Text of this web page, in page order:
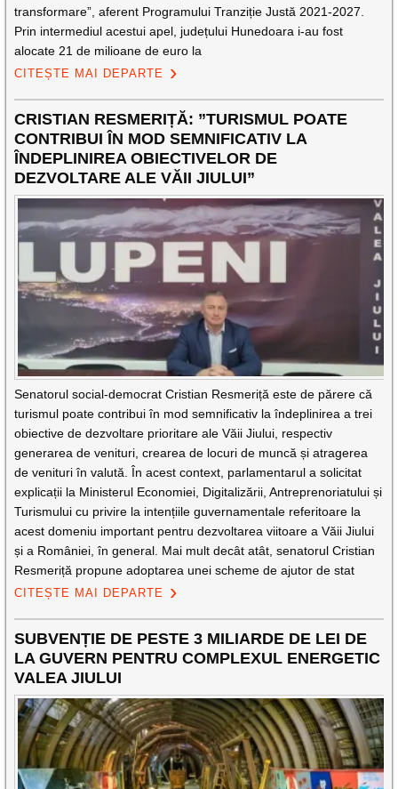
transformare”, aferent Programului Tranziție Justă 2021-2027.
Prin intermediul acestui apel, județului Hunedoara i-au fost
alocate 21 de milioane de euro la
CITEȘTE MAI DEPARTE
CRISTIAN RESMERIȚĂ: ”TURISMUL POATE
CONTRIBUI ÎN MOD SEMNIFICATIV LA
ÎNDEPLINIREA OBIECTIVELOR DE
DEZVOLTARE ALE VĂII JIULUI”
Senatorul social-democrat Cristian Resmeriță este de părere că
turismul poate contribui în mod semnificativ la îndeplinirea a trei
obiective de dezvoltare prioritare ale Văii Jiului, respectiv
generarea de venituri, crearea de locuri de muncă și atragerea
de venituri în valută. În acest context, parlamentarul a solicitat
explicații la Ministerul Economiei, Digitalizării, Antreprenoriatului și
Turismului cu privire la intențiile guvernamentale referitoare la
acest domeniu important pentru dezvoltarea viitoare a Văii Jiului
și a României, în general. Mai mult decât atât, senatorul Cristian
Resmeriță propune adoptarea unei scheme de ajutor de stat
CITEȘTE MAI DEPARTE
SUBVENȚIE DE PESTE 3 MILIARDE DE LEI DE
LA GUVERN PENTRU COMPLEXUL ENERGETIC
VALEA JIULUI